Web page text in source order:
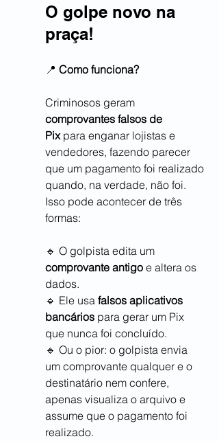
O golpe novo na
praça!
📍 Como funciona?
Criminosos geram
comprovantes falsos de
Pix para enganar lojistas e
vendedores, fazendo parecer
que um pagamento foi realizado
quando, na verdade, não foi.
Isso pode acontecer de três
formas:
🔹 O golpista edita um
comprovante antigo e altera os
dados.
🔹 Ele usa falsos aplicativos
bancários para gerar um Pix
que nunca foi concluído.
🔹 Ou o pior: o golpista envia
um comprovante qualquer e o
destinatário nem confere,
apenas visualiza o arquivo e
assume que o pagamento foi
realizado.